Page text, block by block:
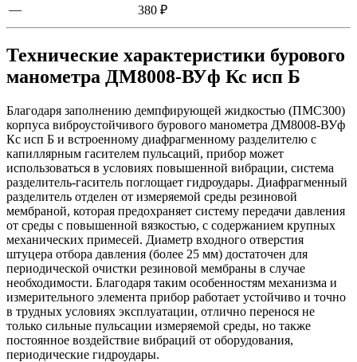
—
380 ₽
Технические характеристики бурового
манометра ДМ8008-ВУф Кс исп Б
Благодаря заполнению демпфирующей жидкостью (ПМС300)
корпуса виброустойчивого бурового манометра ДМ8008-ВУф
Кс исп Б и встроенному диафрагменному разделителю с
капиллярным гасителем пульсаций, прибор может
использоваться в условиях повышенной вибрации, система
разделитель-гаситель поглощает гидроудары. Диафрагменный
разделитель отделен от измеряемой среды резиновой
мембраной, которая предохраняет систему передачи давления
от среды с повышенной вязкостью, с содержанием крупных
механических примесей. Диаметр входного отверстия
штуцера отбора давления (более 25 мм) достаточен для
периодической очистки резиновой мембраны в случае
необходимости. Благодаря таким особенностям механизма и
измерительного элемента прибор работает устойчиво и точно
в трудных условиях эксплуатации, отлично перенося не
только сильные пульсации измеряемой среды, но также
постоянное воздействие вибраций от оборудования,
периодические гидроудары.